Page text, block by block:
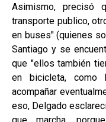
Asimismo, precisó
transporte publico,
en buses" (quienes
Santiago y se
que "ellos también
en bicicleta,
acompañar
eso, Delgado